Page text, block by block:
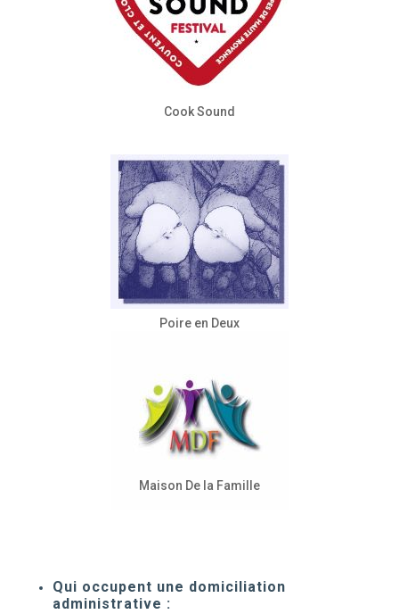
Cook Sound
Poire en Deux
Maison De la Famille
Qui occupent une d omiciliation
administrative :